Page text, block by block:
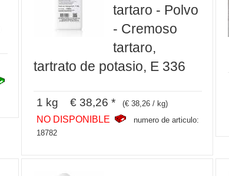
tartaro - Polvo
- Cremoso
tartaro,
tartrato de potasio, E 336
1 kg € 38,26 * (€ 38,26 / kg)
NO DISPONIBLE
numero de articulo:
18782